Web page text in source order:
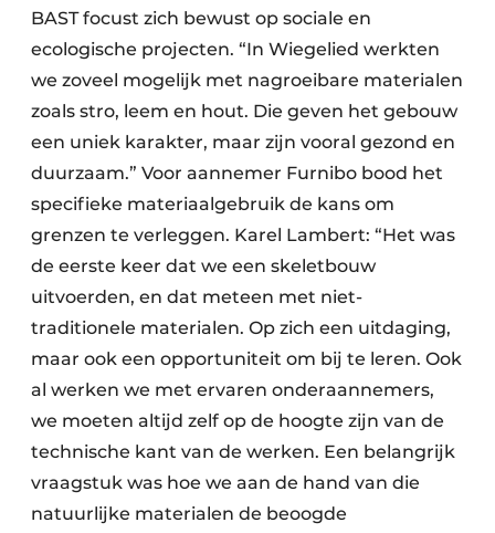
BAST focust zich bewust op sociale en
ecologische projecten. “In Wiegelied werkten
we zoveel mogelijk met nagroeibare materialen
zoals stro, leem en hout. Die geven het gebouw
een uniek karakter, maar zijn vooral gezond en
duurzaam.” Voor aannemer Furnibo bood het
specifieke materiaalgebruik de kans om
grenzen te verleggen. Karel Lambert: “Het was
de eerste keer dat we een skeletbouw
uitvoerden, en dat meteen met niet-
traditionele materialen. Op zich een uitdaging,
maar ook een opportuniteit om bij te leren. Ook
al werken we met ervaren onderaannemers,
we moeten altijd zelf op de hoogte zijn van de
technische kant van de werken. Een belangrijk
vraagstuk was hoe we aan de hand van die
natuurlijke materialen de beoogde